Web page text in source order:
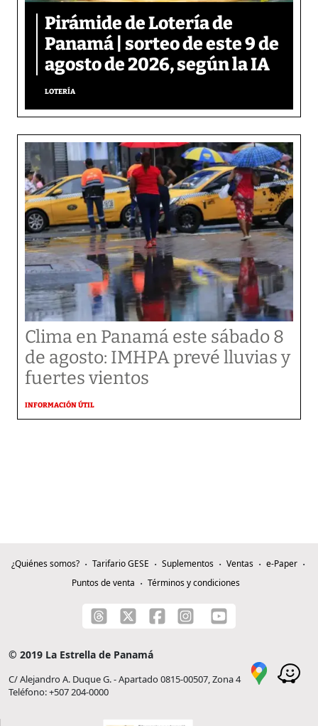
Pirámide de Lotería de
Panamá | sorteo de este 9 de
agosto de 2026, según la IA
LOTERÍA
Clima en Panamá este sábado 8
de agosto: IMHPA prevé lluvias y
fuertes vientos
INFORMACIÓN ÚTIL
¿Quiénes somos? Tarifario GESE Suplementos Ventas
e-Paper
Puntos de venta
Términos y condiciones
© 2019 La Estrella de Panamá
C/ Alejandro A. Duque G. - Apartado 0815-00507, Zona 4
Teléfono: +507 204-0000